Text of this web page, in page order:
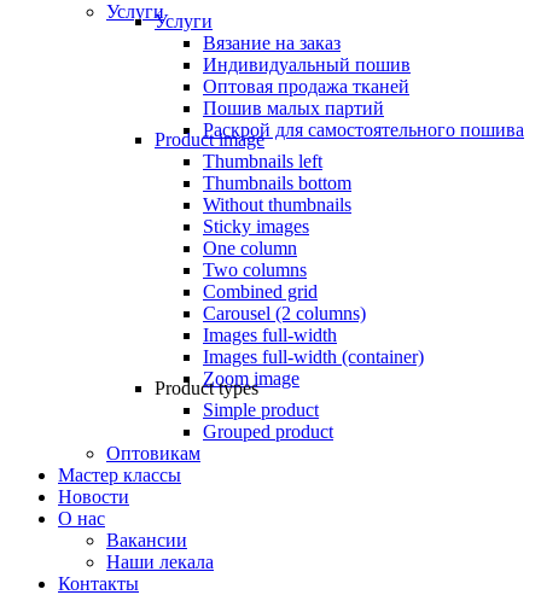
УслугиУслуги
Вязание на заказ
Индивидуальный пошив
Оптовая продажа тканей
Пошив малых партий
Раскрой для самостоятельного пошива
Product image
Thumbnails left
Thumbnails bottom
Without thumbnails
Sticky images
One column
Two columns
Combined grid
Carousel (2 columns)
Images full-width
Images full-width (container)
Zoom image
Product types
Simple product
Grouped product
Оптовикам
Мастер классы
Новости
О нас
Вакансии
Наши лекала
Контакты